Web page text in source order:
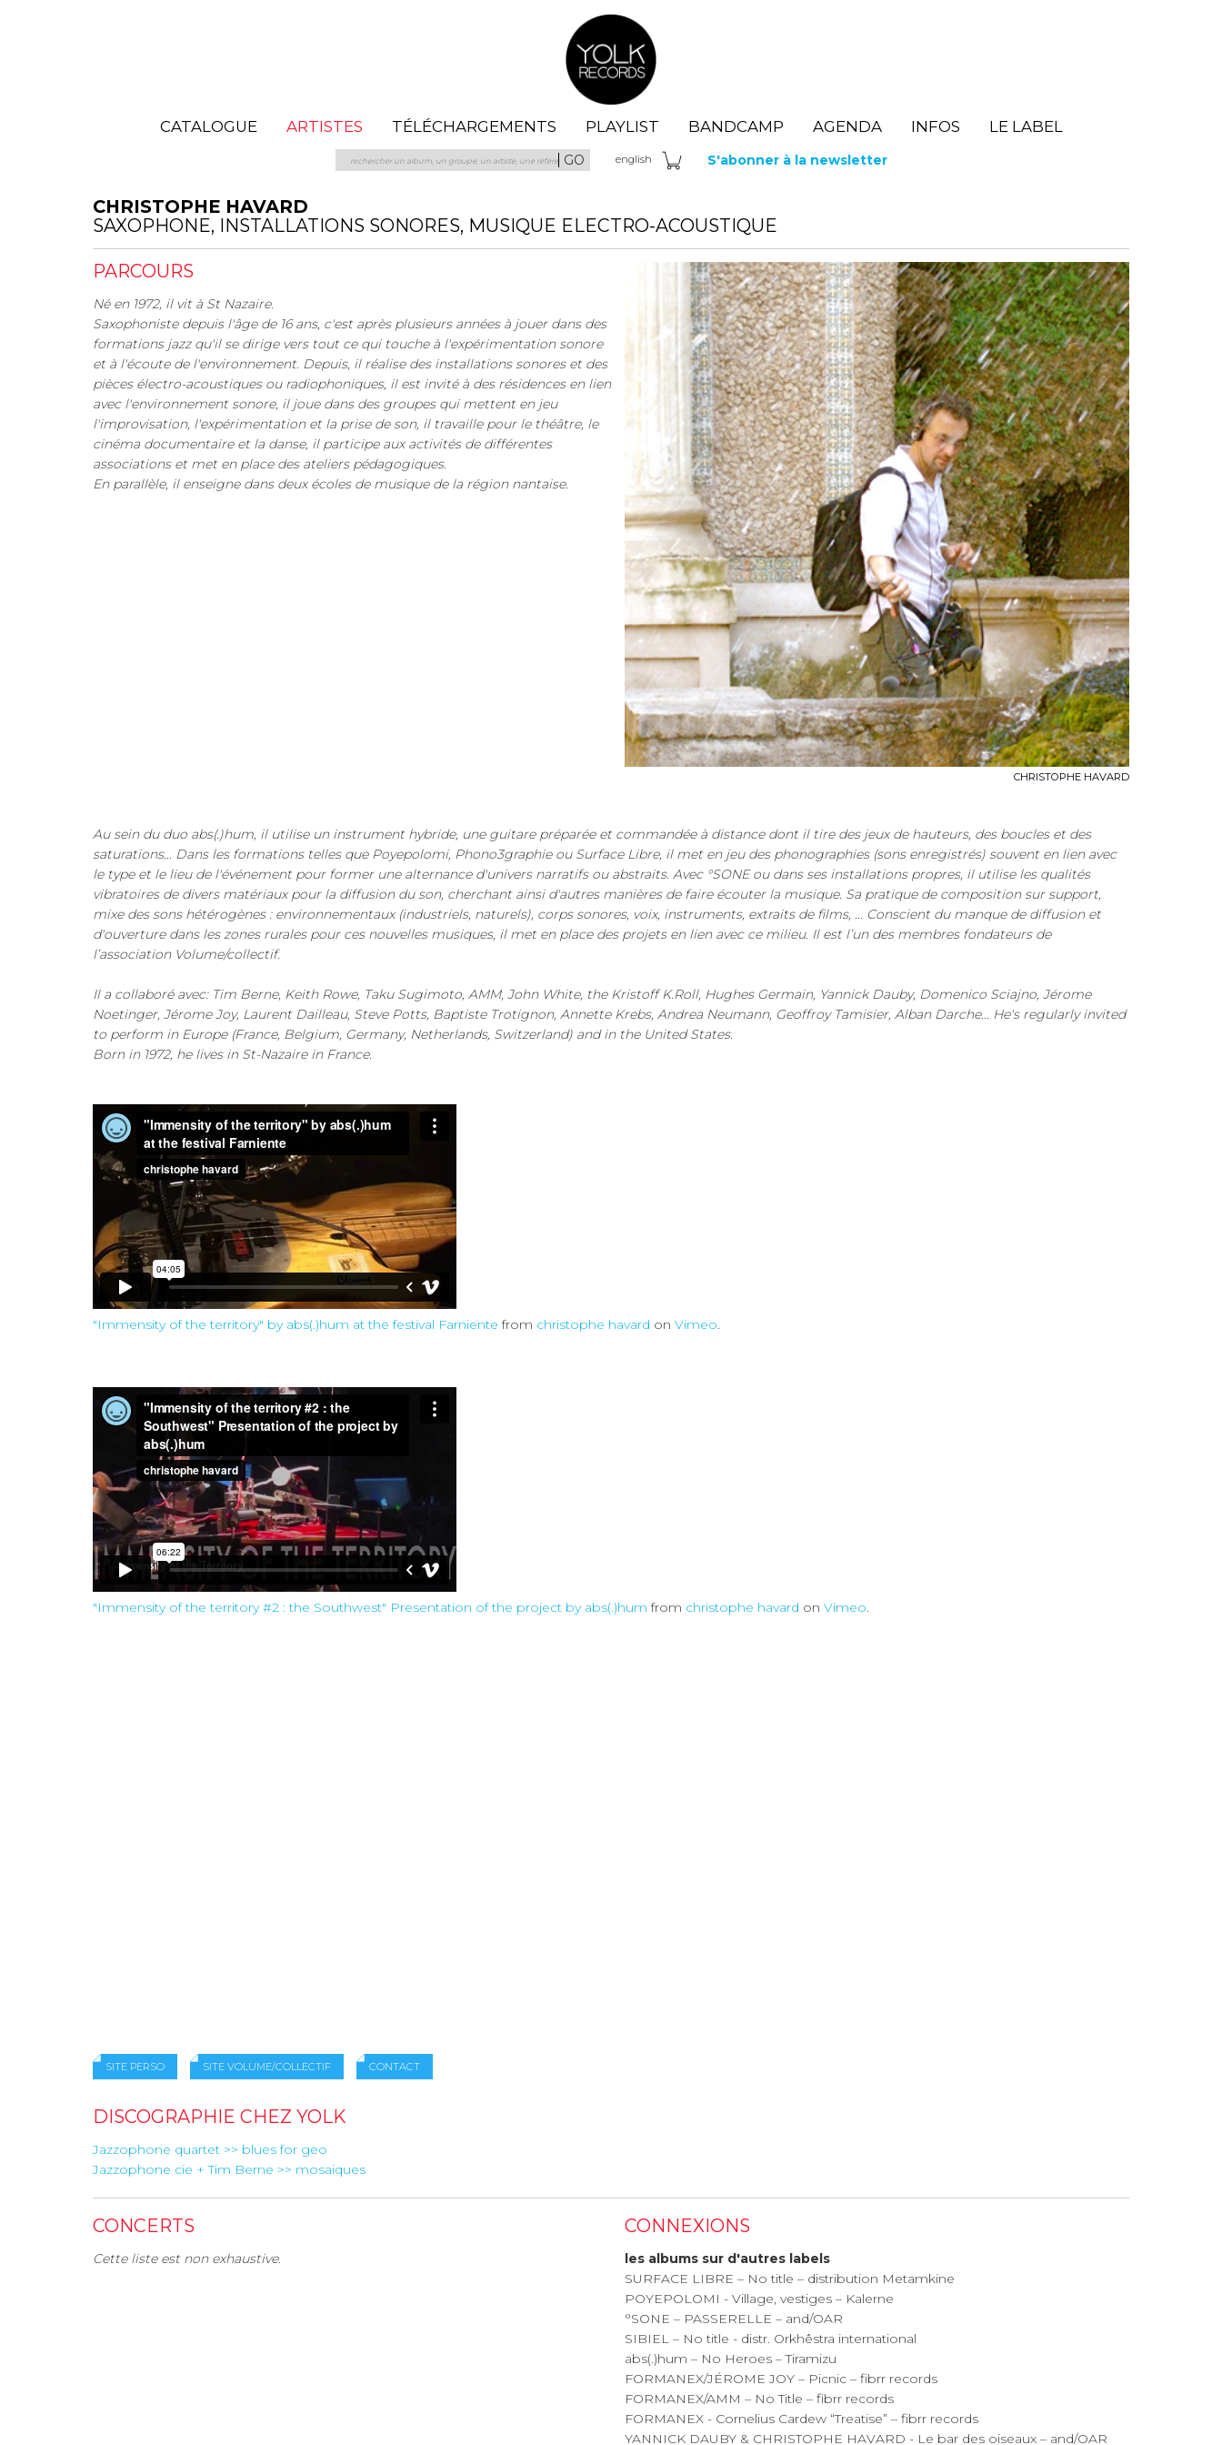
CATALOGUE ARTISTES TÉLÉCHARGEMENTS PLAYLIST BANDCAMP AGENDA INFOS LE LABEL
GO english S'abonner à la newsletter
CHRISTOPHE HAVARD
SAXOPHONE, INSTALLATIONS SONORES, MUSIQUE ELECTRO-ACOUSTIQUE
CHRISTOPHE HAVARD
PARCOURS
Né en 1972, il vit à St Nazaire.
Saxophoniste depuis l'âge de 16 ans, c'est après plusieurs années à jouer dans des
formations jazz qu'il se dirige vers tout ce qui touche à l'expérimentation sonore
et à l'écoute de l'environnement. Depuis, il réalise des installations sonores et des
pièces électro-acoustiques ou radiophoniques, il est invité à des résidences en lien
avec l'environnement sonore, il joue dans des groupes qui mettent en jeu
l'improvisation, l'expérimentation et la prise de son, il travaille pour le théâtre, le
cinéma documentaire et la danse, il participe aux activités de différentes
associations et met en place des ateliers pédagogiques.
En parallèle, il enseigne dans deux écoles de musique de la région nantaise.
Au sein du duo abs(.)hum, il utilise un instrument hybride, une guitare préparée et commandée à distance dont il tire des jeux de hauteurs, des boucles et des
saturations... Dans les formations telles que Poyepolomi, Phono3graphie ou Surface Libre, il met en jeu des phonographies (sons enregistrés) souvent en lien avec
le type et le lieu de l'événement pour former une alternance d'univers narratifs ou abstraits. Avec °SONE ou dans ses installations propres, il utilise les qualités
vibratoires de divers matériaux pour la diffusion du son, cherchant ainsi d'autres manières de faire écouter la musique. Sa pratique de composition sur support,
mixe des sons hétérogènes : environnementaux (industriels, naturels), corps sonores, voix, instruments, extraits de films, ... Conscient du manque de diffusion et
d'ouverture dans les zones rurales pour ces nouvelles musiques, il met en place des projets en lien avec ce milieu. Il est l’un des membres fondateurs de
l’association Volume/collectif.
Il a collaboré avec: Tim Berne, Keith Rowe, Taku Sugimoto, AMM, John White, the Kristoff K.Roll, Hughes Germain, Yannick Dauby, Domenico Sciajno, Jérome
Noetinger, Jérome Joy, Laurent Dailleau, Steve Potts, Baptiste Trotignon, Annette Krebs, Andrea Neumann, Geoffroy Tamisier, Alban Darche... He's regularly invited
to perform in Europe (France, Belgium, Germany, Netherlands, Switzerland) and in the United States.
Born in 1972, he lives in St-Nazaire in France.
"Immensity of the territory" by abs(.)hum at the festival Farniente from christophe havard on Vimeo.
"Immensity of the territory #2 : the Southwest" Presentation of the project by abs(.)hum from christophe havard on Vimeo.
SITE PERSO SITE VOLUME/COLLECTIF CONTACT
DISCOGRAPHIE CHEZ YOLK
Jazzophone quartet >> blues for geo
Jazzophone cie + Tim Berne >> mosaiques
CONCERTS
Cette liste est non exhaustive.
CONNEXIONS
les albums sur d'autres labels
SURFACE LIBRE – No title – distribution Metamkine
POYEPOLOMI - Village, vestiges – Kalerne
°SONE – PASSERELLE – and/OAR
SIBIEL – No title - distr. Orkhêstra international
abs(.)hum – No Heroes – Tiramizu
FORMANEX/JÉROME JOY – Picnic – fibrr records
FORMANEX/AMM – No Title – fibrr records
FORMANEX - Cornelius Cardew “Treatise” – fibrr records
YANNICK DAUBY & CHRISTOPHE HAVARD - Le bar des oiseaux – and/OAR